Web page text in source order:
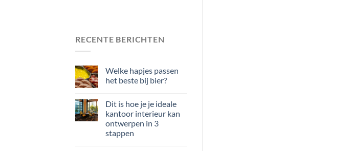
RECENTE BERICHTEN
Welke hapjes passen
het beste bij bier?
Dit is hoe je je ideale
kantoor interieur kan
ontwerpen in 3
stappen